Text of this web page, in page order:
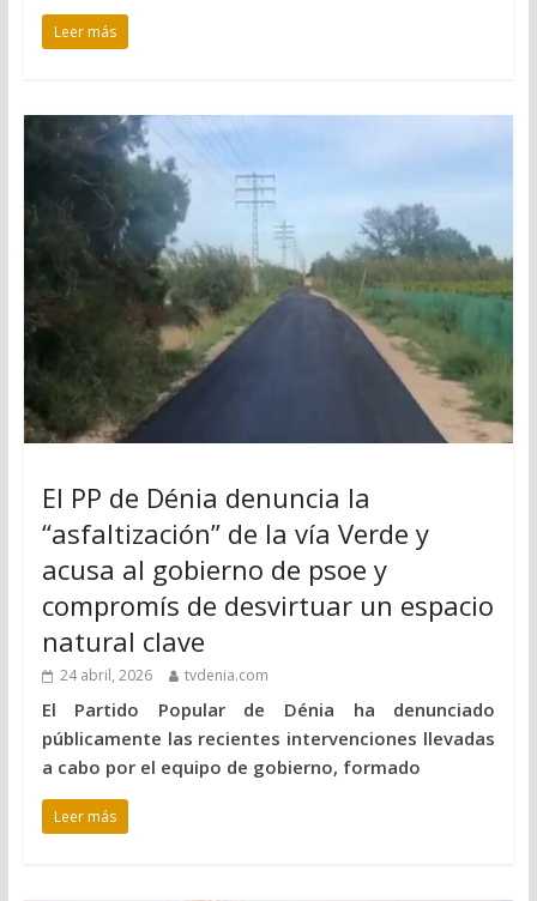
Leer más
El PP de Dénia denuncia la
“asfaltización” de la vía Verde y
acusa al gobierno de psoe y
compromís de desvirtuar un espacio
natural clave
24 abril, 2026 tvdenia.com
El Partido Popular de Dénia ha denunciado
públicamente las recientes intervenciones llevadas
a cabo por el equipo de gobierno, formado
Leer más